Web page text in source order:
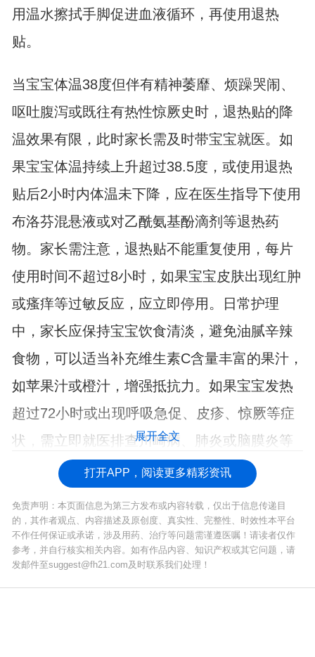
用温水擦拭手脚促进血液循环，再使用退热
贴。
当宝宝体温38度但伴有精神萎靡、烦躁哭闹、
呕吐腹泻或既往有热性惊厥史时，退热贴的降
温效果有限，此时家长需及时带宝宝就医。如
果宝宝体温持续上升超过38.5度，或使用退热
贴后2小时内体温未下降，应在医生指导下使用
布洛芬混悬液或对乙酰氨基酚滴剂等退热药
物。家长需注意，退热贴不能重复使用，每片
使用时间不超过8小时，如果宝宝皮肤出现红肿
或瘙痒等过敏反应，应立即停用。日常护理
中，家长应保持宝宝饮食清淡，避免油腻辛辣
食物，可以适当补充维生素C含量丰富的果汁，
如苹果汁或橙汁，增强抵抗力。如果宝宝发热
超过72小时或出现呼吸急促、皮疹、惊厥等症
状，需立即就医排查川崎病、肺炎或脑膜炎等
严重疾病。
展开全文
打开APP，阅读更多精彩资讯
免责声明：本页面信息为第三方发布或内容转载，仅出于信息传递目
的，其作者观点、内容描述及原创度、真实性、完整性、时效性本平台
不作任何保证或承诺，涉及用药、治疗等问题需谨遵医嘱！请读者仅作
参考，并自行核实相关内容。如有作品内容、知识产权或其它问题，请
发邮件至suggest@fh21.com及时联系我们处理！